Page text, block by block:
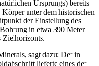
Ursprungs) bereits
unter dem historischen
der Einstellung des
in etwa 390 Meter
Zielhorizonts.
sagt dazu: Der in
lieferte eines der